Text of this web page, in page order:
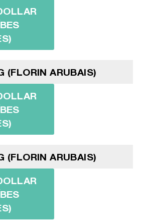
(FLORIN ARUBAIS)
(FLORIN ARUBAIS)